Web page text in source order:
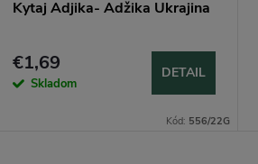
Kytaj Adjika- Adžika Ukrajina
€1,69
Skladom
DETAIL
Kód: 556/22G